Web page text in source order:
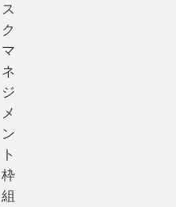
ス
ク
マ
ネ
ジ
メ
ン
ト
枠
組